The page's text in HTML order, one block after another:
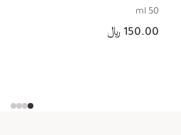
50 ml
السعر الحالي هو 150.00 ﷼
150.00 ﷼